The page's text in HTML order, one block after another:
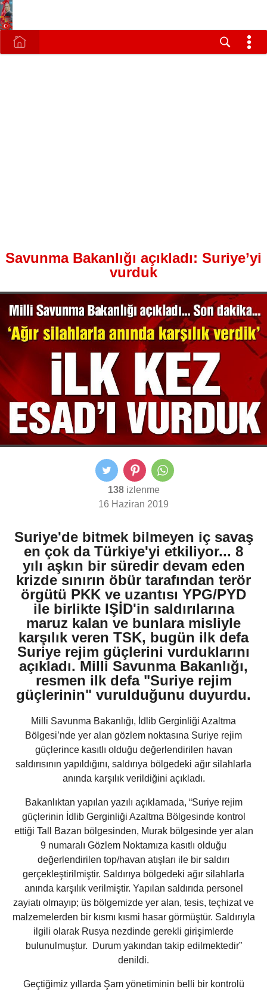
Savunma Bakanlığı açıkladı: Suriye’yi
vurduk
138izlenme
16 Haziran 2019
Suriye'de bitmek bilmeyen iç savaş
en çok da Türkiye'yi etkiliyor... 8
yılı aşkın bir süredir devam eden
krizde sınırın öbür tarafından terör
örgütü PKK ve uzantısı YPG/PYD
ile birlikte IŞİD'in saldırılarına
maruz kalan ve bunlara misliyle
karşılık veren TSK, bugün ilk defa
Suriye rejim güçlerini vurduklarını
açıkladı. Milli Savunma Bakanlığı,
resmen ilk defa "Suriye rejim
güçlerinin" vurulduğunu duyurdu.
Milli Savunma Bakanlığı, İdlib Gerginliği Azaltma
Bölgesi’nde yer alan gözlem noktasına Suriye rejim
güçlerince kasıtlı olduğu değerlendirilen havan
saldırısının yapıldığını, saldırıya bölgedeki ağır silahlarla
anında karşılık verildiğini açıkladı.
Bakanlıktan yapılan yazılı açıklamada, “Suriye rejim
güçlerinin İdlib Gerginliği Azaltma Bölgesinde kontrol
ettiği Tall Bazan bölgesinden, Murak bölgesinde yer alan
9 numaralı Gözlem Noktamıza kasıtlı olduğu
değerlendirilen top/havan atışları ile bir saldırı
gerçekleştirilmiştir. Saldırıya bölgedeki ağır silahlarla
anında karşılık verilmiştir. Yapılan saldırıda personel
zayiatı olmayıp; üs bölgemizde yer alan, tesis, teçhizat ve
malzemelerden bir kısmı kısmi hasar görmüştür. Saldırıyla
ilgili olarak Rusya nezdinde gerekli girişimlerde
bulunulmuştur. Durum yakından takip edilmektedir”
denildi.
Geçtiğimiz yıllarda Şam yönetiminin belli bir kontrolü